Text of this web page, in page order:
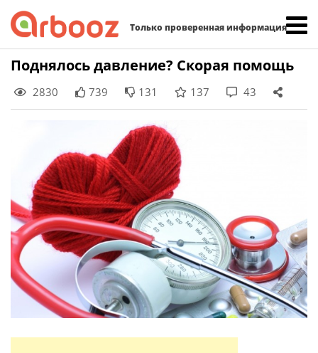
Только проверенная информация
Skip
content
Поднялось давление? Скорая помощь
2830 739 131 137 43
Найти: